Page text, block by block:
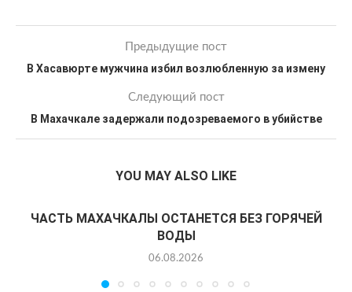
Предыдущие пост
В Хасавюрте мужчина избил возлюбленную за измену
Следующий пост
В Махачкале задержали подозреваемого в убийстве
YOU MAY ALSO LIKE
ЧАСТЬ МАХАЧКАЛЫ ОСТАНЕТСЯ БЕЗ ГОРЯЧЕЙ
ВОДЫ
06.08.2026